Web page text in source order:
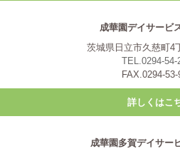
成華園デイサービ
茨城県日立市久慈町4
TEL.0294-54-
FAX.0294-53-
詳しくはこ
成華園多賀デイサー